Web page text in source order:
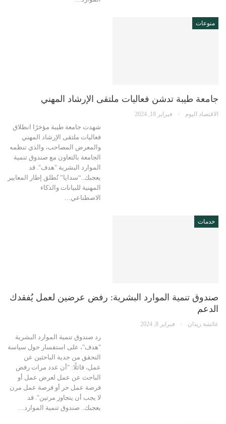
منوعات
جامعة طيبة تدشن فعاليات ملتقى الإرشاد المهني
الاقتصاد اليوم فبراير 18, 2024
شهدت جامعة طيبة مؤخرًا انطلاق
فعاليات ملتقى الإرشاد المهني
والمعرض المصاحب، والذي تنظمه
الجامعة بالتعاون مع صندوق تنمية
الموارد البشرية "هدف". قد
يعجبك..“سدايا” تُطلق إطار المعايير
المهنية للبيانات والذكاء
الاصطناعي…
خدمات
صندوق تنمية الموارد البشرية: رفض عرضين لعمل يُفقدك
الدعم
عائشة زيدان فبراير 8, 2024
رد صندوق تنمية الموارد البشرية
"هدف"، على استفسار حول سياسة
التحقق من جدية الباحثين عن
عمل، قائلًا: "أن عدد مرات رفض
الباحث عن عمل لعرض عمل أو
فرصة عمل حر أو فرصة عمل مرن
لا يجب أن يتجاوز مرتين". قد
يعجبك.. صندوق تنمية الموارد…